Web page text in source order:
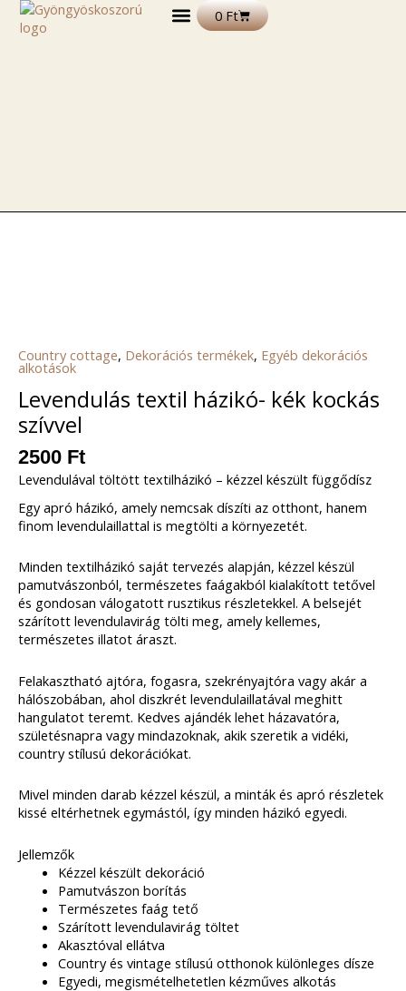
Skip
0FtKosár
Country cottage, Dekorációs termékek, Egyéb dekorációs
alkotások
Levendulás textil házikó- kék kockás
szívvel
2500 Ft
Levendulával töltött textilházikó – kézzel készült függődísz
Egy apró házikó, amely nemcsak díszíti az otthont, hanem
finom levendulaillattal is megtölti a környezetét.
Minden textilházikó saját tervezés alapján, kézzel készül
pamutvászonból, természetes faágakból kialakított tetővel
és gondosan válogatott rusztikus részletekkel. A belsejét
szárított levendulavirág tölti meg, amely kellemes,
természetes illatot áraszt.
Felakasztható ajtóra, fogasra, szekrényajtóra vagy akár a
hálószobában, ahol diszkrét levendulaillatával meghitt
hangulatot teremt. Kedves ajándék lehet házavatóra,
születésnapra vagy mindazoknak, akik szeretik a vidéki,
country stílusú dekorációkat.
Mivel minden darab kézzel készül, a minták és apró részletek
kissé eltérhetnek egymástól, így minden házikó egyedi.
Jellemzők
Kézzel készült dekoráció
Pamutvászon borítás
Természetes faág tető
Szárított levendulavirág töltet
Akasztóval ellátva
Country és vintage stílusú otthonok különleges dísze
Egyedi, megismételhetetlen kézműves alkotás